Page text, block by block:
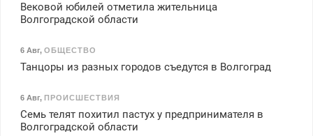
Вековой юбилей отметила жительница
Волгоградской области
6 Авг, ОБЩЕСТВО
Танцоры из разных городов съедутся в Волгоград
6 Авг, ПРОИСШЕСТВИЯ
Семь телят похитил пастух у предпринимателя в
Волгоградской области